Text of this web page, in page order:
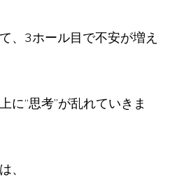
、3ホール目で不安が増え
に“思考”が乱れていきま
、